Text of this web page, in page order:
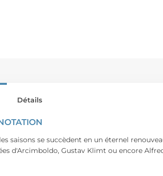
saisons se succèdent en un éternel
d'Arcimboldo, Gustav Klimt ou encore
Détails